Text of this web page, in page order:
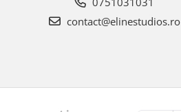
contact@elinestudios.ro